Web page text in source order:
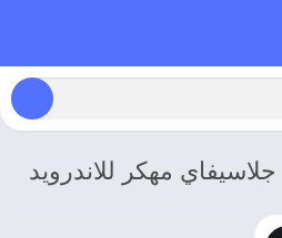
مهكر للاندرويد